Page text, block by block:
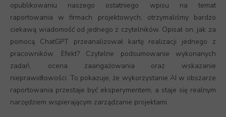
opublikowaniu naszego ostatniego wpisu na temat
raportowania w firmach projektowych, otrzymaliśmy bardzo
ciekawą wiadomość od jednego z czytelników. Opisał on, jak za
pomocą ChatGPT przeanalizował kartę realizacji jednego z
pracowników. Efekt? Czytelne podsumowanie wykonanych
zadań, ocena zaangażowania oraz wskazanie
nieprawidłowości. To pokazuje, że wykorzystanie AI w obszarze
raportowania przestaje być eksperymentem, a staje się realnym
narzędziem wspierającym zarządzanie projektami.